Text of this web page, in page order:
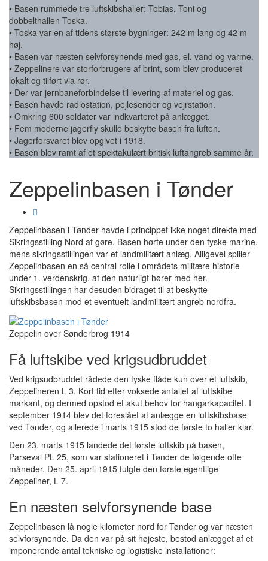
• Basen rummede tre luftskibshaller: Tobias, Toni og
dobbelthallen Toska.
• Toska var en af tidens største bygninger: 242 m lang og 42 m
høj.
• Basen var næsten selvforsynende med gas, el, vand og varme.
• Zeppelinere var storforbrugere af brint, som blev produceret
lokalt og tilført via rør.
• Der var jernbaneforbindelse til levering af materiel og gas.
• Basen havde radiostation, pejlesender og vejrstation.
• Omkring 600 soldater var indkvarteret på anlægget.
• Fem moderne jagerfly skulle beskytte basen fra luften.
• Jagerforsvaret blev opgivet i 1918.
• Basen blev ramt af et spektakulært britisk luftangreb samme år.
Zeppelinbasen i Tønder
Zeppelinbasen i Tønder havde i princippet ikke noget direkte med
Sikringsstilling Nord at gøre. Basen hørte under den tyske marine,
mens sikringsstillingen var et landmilitært anlæg. Alligevel spiller
Zeppelinbasen en så central rolle i områdets militære historie
under 1. verdenskrig, at den naturligt hører med her.
Sikringsstillingen har desuden bidraget til at beskytte
luftskibsbasen mod et eventuelt landmilitært angreb nordfra.
Zeppelin over Sønderbrog 1914
Få luftskibe ved krigsudbruddet
Ved krigsudbruddet rådede den tyske flåde kun over ét luftskib,
Zeppelineren L 3. Kort tid efter voksede antallet af luftskibe
markant, og dermed opstod et akut behov for hangarkapacitet. I
september 1914 blev det foreslået at anlægge en luftskibsbase
ved Tønder, og allerede i marts 1915 stod de første to haller klar.
Den 23. marts 1915 landede det første luftskib på basen,
Parseval PL 25, som var stationeret i Tønder de følgende otte
måneder. Den 25. april 1915 fulgte den første egentlige
Zeppeliner, L 7.
En næsten selvforsynende base
Zeppelinbasen lå nogle kilometer nord for Tønder og var næsten
selvforsynende. Da den var på sit højeste, bestod anlægget af et
imponerende antal tekniske og logistiske installationer: